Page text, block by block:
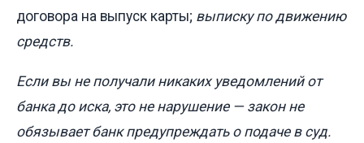
договора на выпуск карты; выписку по движению
средств.
Если вы не получали никаких уведомлений от
банка до иска, это не нарушение — закон не
обязывает банк предупреждать о подаче в суд.